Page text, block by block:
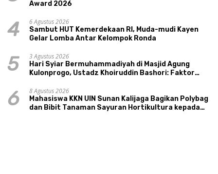
Award 2026
4
6 Agustus 2026
Sambut HUT Kemerdekaan RI, Muda-mudi Kayen
Gelar Lomba Antar Kelompok Ronda
5
3 Agustus 2026
Hari Syiar Bermuhammadiyah di Masjid Agung
Kulonprogo, Ustadz Khoiruddin Bashori: Faktor
6
8 Agustus 2026
Mahasiswa KKN UIN Sunan Kalijaga Bagikan Polybag
dan Bibit Tanaman Sayuran Hortikultura kepada